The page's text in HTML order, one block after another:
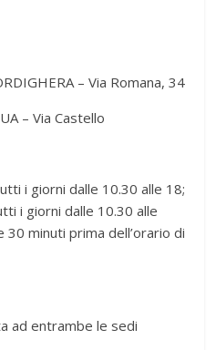
– Via Romana, 34
– Via Castello
i giorni dalle 10.30 alle 18;
i giorni dalle 10.30 alle
minuti prima dell’orario di
ad entrambe le sedi